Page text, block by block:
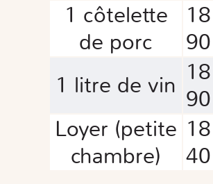
1 côtelette
de porc
18
90
1 litre de vin 18
90
Loyer (petite
chambre)
18
40